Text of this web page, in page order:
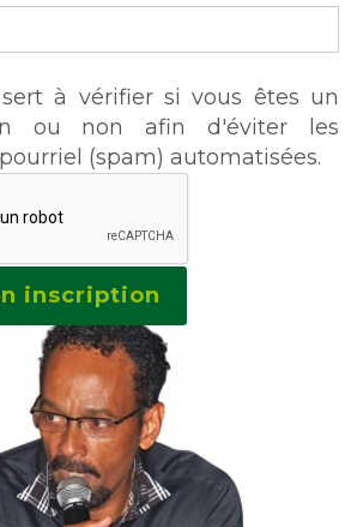
à vérifier si vous êtes un
ou non afin d'éviter les
(spam) automatisées.